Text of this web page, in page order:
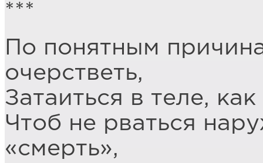
***
По понятным
очерстветь,
Затаиться в теле,
Чтоб не рваться
«смерть»,